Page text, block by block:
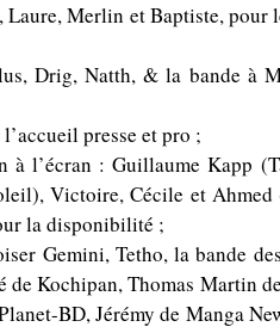
Laure, Merlin et Baptiste,
Drig, Natth, & la bande à
presse et pro ;
à l’écran : Guillaume Kapp
Victoire, Cécile et
la disponibilité ;
Gemini, Tetho, la bande
Kochipan, Thomas Martin
BD, Jérémy de Manga